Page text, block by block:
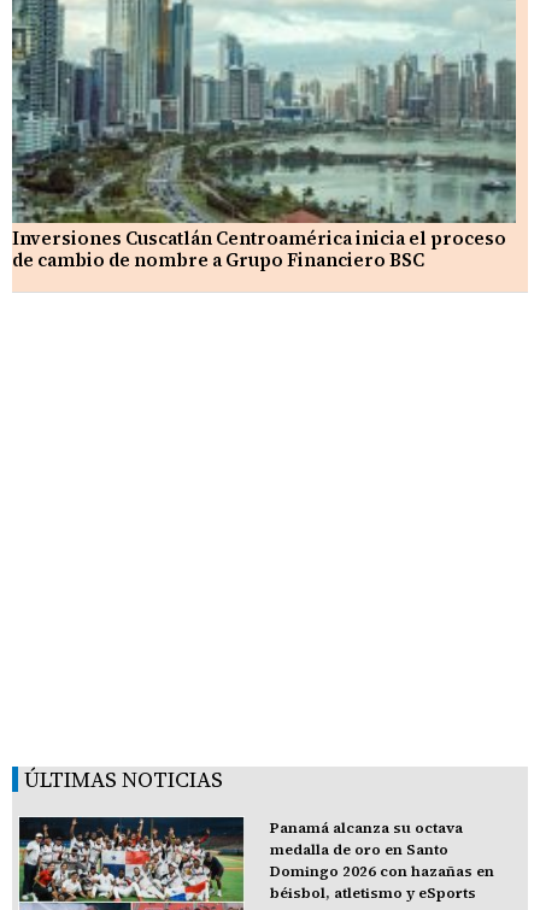
Inversiones Cuscatlán Centroamérica inicia el proceso
de cambio de nombre a Grupo Financiero BSC
ÚLTIMAS NOTICIAS
Panamá alcanza su octava
medalla de oro en Santo
Domingo 2026 con hazañas en
béisbol, atletismo y eSports